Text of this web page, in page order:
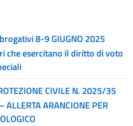
8-9 GIUGNO 2025
che esercitano il diritto di voto
CIVILE N. 2025/35
ARANCIONE PER